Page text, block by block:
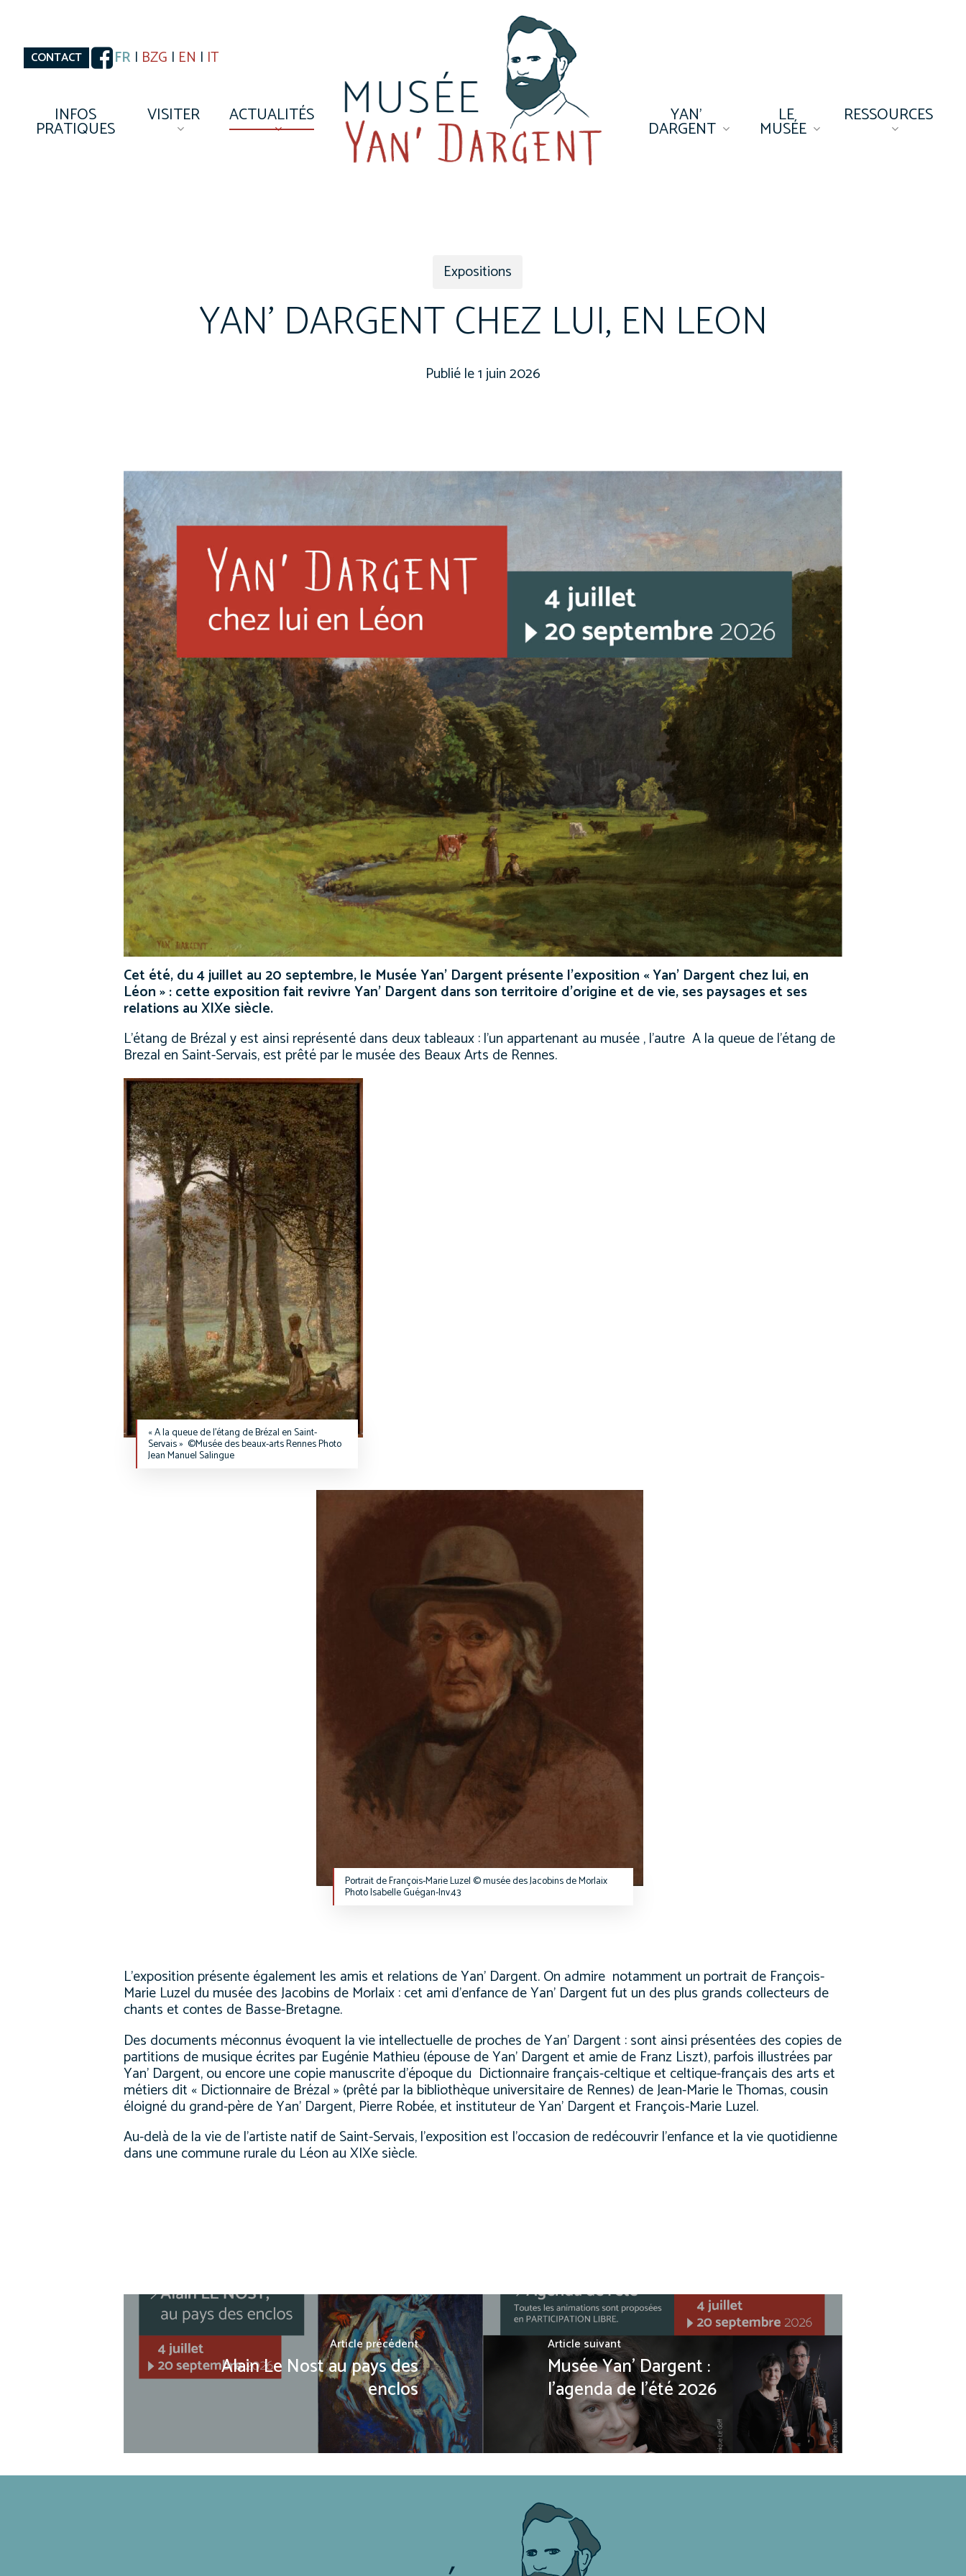
contentCONTACT FR | BZG | EN | IT
INFOS
PRATIQUES
VISITER ACTUALITÉS YAN’
DARGENT
LE
MUSÉE
RESSOURCES
Expositions
YAN’ DARGENT CHEZ LUI, EN LEON
1 juin 2026
Cet été, du 4 juillet au 20 septembre, le Musée Yan’ Dargent présente l’exposition «Yan’ Dargent chez lui, en
Léon» : cette exposition fait revivre Yan’ Dargent dans son territoire d’origine et de vie, ses paysages et ses
relations au XIXe siècle.
L’étang de Brézal y est ainsi représenté dans deux tableaux : l’un appartenant au musée , l’autre A la queue de l’étang de
Brezal en Saint-Servais, est prêté par le musée des Beaux Arts de Rennes.
« A la queue de l’étang de Brézal en Saint-
Servais » ©Musée des beaux-arts Rennes Photo
Jean Manuel Salingue
Portrait de François-Marie Luzel © musée des Jacobins de Morlaix
Photo Isabelle Guégan-Inv.43
L’exposition présente également les amis et relations de Yan’ Dargent. On admire notamment un portrait de François-
Marie Luzel du musée des Jacobins de Morlaix : cet ami d’enfance de Yan’ Dargent fut un des plus grands collecteurs de
chants et contes de Basse-Bretagne.
Des documents méconnus évoquent la vie intellectuelle de proches de Yan’ Dargent : sont ainsi présentées des copies de
partitions de musique écrites par Eugénie Mathieu (épouse de Yan’ Dargent et amie de Franz Liszt), parfois illustrées par
Yan’ Dargent, ou encore une copie manuscrite d’époque du Dictionnaire français-celtique et celtique-français des arts et
métiers dit « Dictionnaire de Brézal » (prêté par la bibliothèque universitaire de Rennes) de Jean-Marie le Thomas, cousin
éloigné du grand-père de Yan’ Dargent, Pierre Robée, et instituteur de Yan’ Dargent et François-Marie Luzel.
Au-delà de la vie de l’artiste natif de Saint-Servais, l’exposition est l’occasion de redécouvrir l’enfance et la vie quotidienne
dans une commune rurale du Léon au XIXe siècle.
Article précédent
Alain Le Nost au pays des
enclos
Article suivant
Musée Yan' Dargent :
l'agenda de l'été 2026